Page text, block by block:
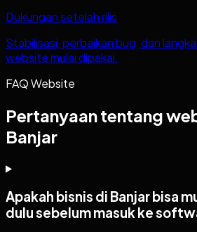
Dukungan setelah rilis
Stabilisasi, perbaikan bug, dan
website mulai dipakai.
FAQ Website
Pertanyaan tentang
Banjar
Apakah bisnis di Banjar bisa
dulu sebelum masuk ke